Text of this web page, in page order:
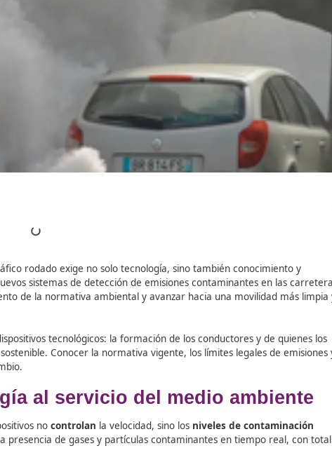
el tráfico rodado exige no solo tecnología, sino también
de nuevos sistemas de detección de emisiones
de la normativa ambiental y avanzar hacia una